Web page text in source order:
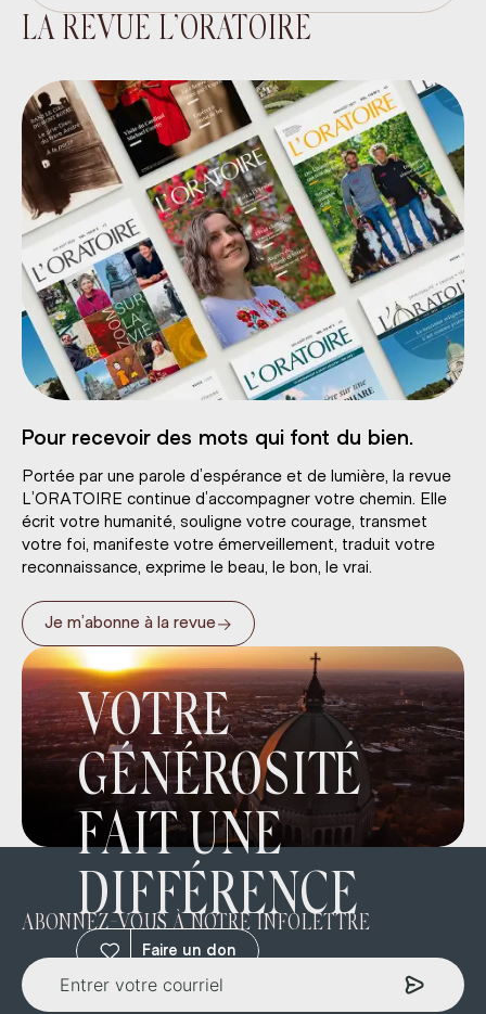
LA REVUE L’ORATOIRE
Pour recevoir des mots qui font du bien.
Portée par une parole d’espérance et de lumière, la revue
L’ORATOIRE continue d’accompagner votre chemin. Elle
écrit votre humanité, souligne votre courage, transmet
votre foi, manifeste votre émerveillement, traduit votre
reconnaissance, exprime le beau, le bon, le vrai.
Je m’abonne à la revue→
VOTRE
GÉNÉROSITÉ
FAIT UNE
DIFFÉRENCE
Faire un don
ABONNEZ-VOUS À NOTRE INFOLETTRE